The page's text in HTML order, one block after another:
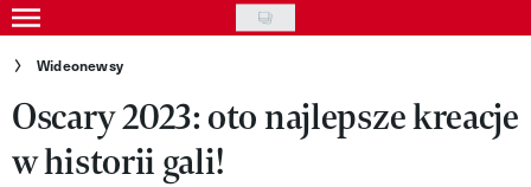
Skip
to
content
Gwiazdy
Ludzie
Moda
Wideonewsy
Oscary 2023: oto najlepsze kreacje
w historii gali!